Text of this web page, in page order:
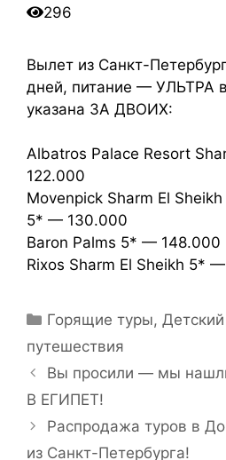
296
Вылет из Санкт-
дней, питание — УЛЬТРА
указана ЗА ДВОИХ:
Albatros Palace Resort
122.000
Movenpick Sharm El
5* — 130.000
Baron Palms 5* — 148.000
Rixos Sharm El Sheikh 5*
Горящие туры,
путешествия
Вы просили — мы
В ЕГИПЕТ!
Распродажа туров в
из Санкт-Петербурга!